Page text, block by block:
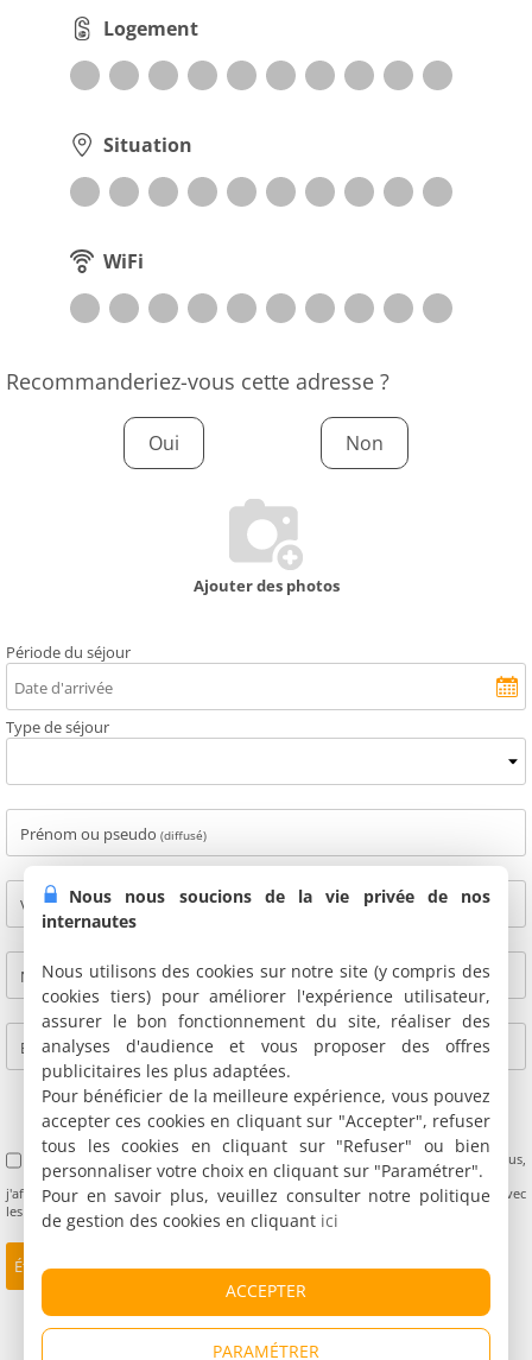
Logement
Situation
WiFi
Recommanderiez-vous cette adresse ?
Oui Non
Ajouter des photos
Période du séjour
Type de séjour
Prénom ou pseudo (diffusé)
Ville(diffusé)
Nom(non diffusé)
E-mail(non diffusé)
J'accepte les Conditions Générales d'Utilisation des avis clients (
). De plus,
j'affirme avoir séjourné à cette adresse et de ne pas être lié personnellement avec
les propriétaires.
Nous nous soucions de la vie privée de nos
internautes
Nous utilisons des cookies sur notre site (y compris des
cookies tiers) pour améliorer l'expérience utilisateur,
assurer le bon fonctionnement du site, réaliser des
analyses d'audience et vous proposer des offres
publicitaires les plus adaptées.
Pour bénéficier de la meilleure expérience, vous pouvez
accepter ces cookies en cliquant sur "Accepter", refuser
tous les cookies en cliquant sur "Refuser" ou bien
personnaliser votre choix en cliquant sur "Paramétrer".
Pour en savoir plus, veuillez consulter notre politique
de gestion des cookies en cliquant ici
ACCEPTER
PARAMÉTRER